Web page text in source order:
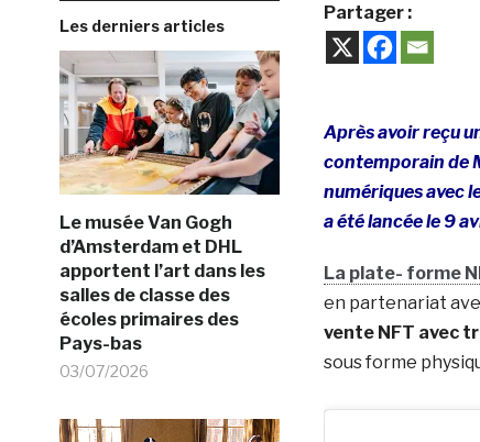
Les derniers articles
Le musée Van Gogh
d’Amsterdam et DHL
apportent l’art dans les
salles de classe des
écoles primaires des
Pays-bas
03/07/2026
Partager :
Après avoir reçu
contemporain de
numériques avec
a été lancée le 9
La plate- forme
en partenariat
vente NFT avec
sous forme